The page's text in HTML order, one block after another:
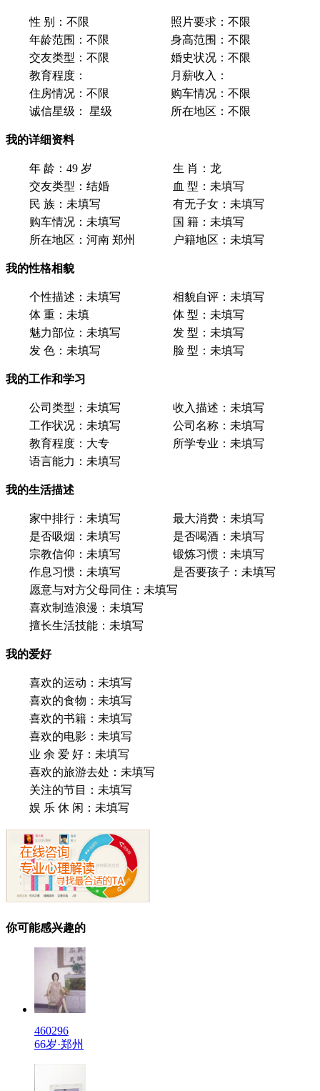
性 别： 不限 照片要求： 不限
年龄范围： 不限 身高范围： 不限
交友类型： 不限 婚史状况： 不限
教育程度：
月薪收入：
住房情况： 不限 购车情况： 不限
诚信星级： 星级 所在地区： 不限
我的详细资料
年 龄： 49 岁 生 肖： 龙
交友类型： 结婚 血 型： 未填写
民 族： 未填写 有无子女： 未填写
购车情况： 未填写 国 籍： 未填写
所在地区： 河南 郑州 户籍地区： 未填写
我的性格相貌
个性描述： 未填写 相貌自评： 未填写
体 重： 未填 体 型： 未填写
魅力部位： 未填写 发 型： 未填写
发 色： 未填写 脸 型： 未填写
我的工作和学习
公司类型： 未填写 收入描述： 未填写
工作状况： 未填写 公司名称： 未填写
教育程度： 大专 所学专业： 未填写
语言能力： 未填写
我的生活描述
家中排行： 未填写 最大消费： 未填写
是否吸烟： 未填写 是否喝酒： 未填写
宗教信仰： 未填写 锻炼习惯： 未填写
作息习惯： 未填写 是否要孩子： 未填写
愿意与对方父母同住： 未填写
喜欢制造浪漫： 未填写
擅长生活技能： 未填写
我的爱好
喜欢的运动： 未填写
喜欢的食物： 未填写
喜欢的书籍： 未填写
喜欢的电影： 未填写
业 余 爱 好： 未填写
喜欢的旅游去处： 未填写
关注的节目： 未填写
娱 乐 休 闲： 未填写
你可能感兴趣的
460296
66岁·郑州